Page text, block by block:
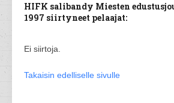
HIFK salibandy Miesten
1997 siirtyneet pelaajat:
Ei siirtoja.
Takaisin edelliselle sivulle